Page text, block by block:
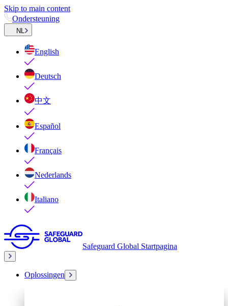
Skip to main content
Ondersteuning
NL
English
Deutsch
中文
Español
Français
Nederlands
Italiano
Safeguard Global Startpagina
Oplossingen